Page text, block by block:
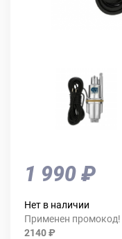
1 990 ₽
Нет в наличии
Применен промокод!
2140 ₽